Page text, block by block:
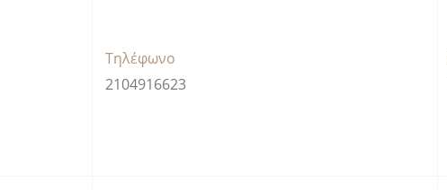
Τηλέφωνο
2104916623